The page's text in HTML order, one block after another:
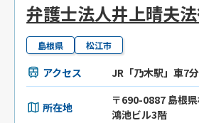
弁護士法人井上晴夫
島根県 松江市
アクセス JR「乃木駅」車7分
所在地
〒690-0887 島根
鴻池ビル3階